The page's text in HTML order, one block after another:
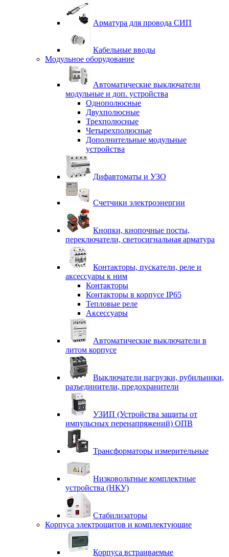
Арматура для провода СИП
Кабельные вводы
Модульное оборудование
Автоматические выключатели
модульные и доп. устройства
Однополюсные
Двухполюсные
Трехполюсные
Четырехполюсные
Дополнительные модульные
устройства
Дифавтоматы и УЗО
Счетчики электроэнергии
Кнопки, кнопочные посты,
переключатели, светосигнальная арматура
Контакторы, пускатели, реле и
аксессуары к ним
Контакторы
Контакторы в корпусе IP65
Тепловые реле
Аксессуары
Автоматические выключатели в
литом корпусе
Выключатели нагрузки, рубильники,
разъединители, предохранители
УЗИП (Устройства защиты от
импульсных перенапряжений) ОПВ
Трансформаторы измерительные
Низковольтные комплектные
устройства (НКУ)
Стабилизаторы
Корпуса электрощитов и комплектующие
Корпуса встраиваемые